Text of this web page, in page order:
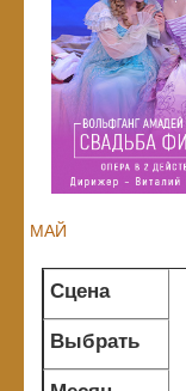
МАЙ
Сцена
Выбрать
жанр